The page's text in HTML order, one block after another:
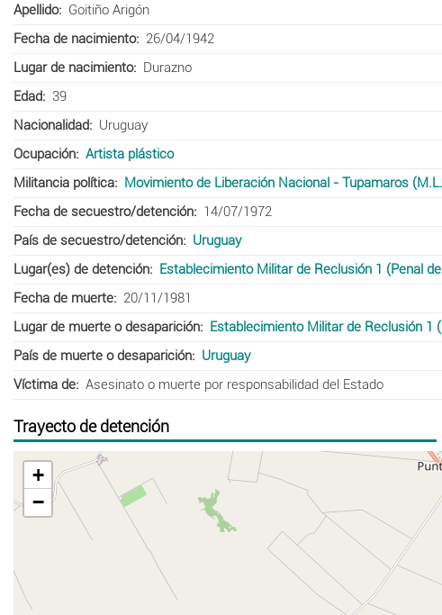
Apellido
Goitiño Arigón
Fecha de nacimiento
26/04/1942
Lugar de nacimiento
Durazno
Edad
39
Nacionalidad
Uruguay
Ocupación
Artista plástico
Militancia política
Movimiento de Liberación Nacional - Tupamaros
Fecha de secuestro/detención
14/07/1972
País de secuestro/detención
Uruguay
Lugar(es) de detención
Establecimiento Militar de Reclusión 1 (Penal
Fecha de muerte
20/11/1981
Lugar de muerte o desaparición
Establecimiento Militar de Reclusión 1
País de muerte o desaparición
Uruguay
Víctima de
Asesinato o muerte por responsabilidad del Estado
Trayecto de detención
+
−